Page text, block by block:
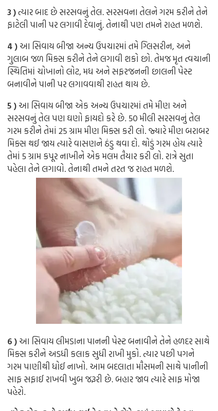
3 )ત્યાર બાદ છે સરસવનું તેલ. સરસવના તેલને ગરમ કરીને તેને
ફાટેલી પાની પર લગાવી દેવાનું. તેનાથી પણ તમને રાહત મળશે.
4 )આ સિવાય બીજા અન્ય ઉપચારમાં તમે ગ્લિસરીન, અને
ગુલાબ જળ મિક્સ કરીને તેને લગાવી શકો છો. તેમજ મૃત ત્વચાની
સ્થિતિમાં ચોખાનો લોટ, મધ અને સફરજનની છાલની પેસ્ટ
બનાવીને પાની પર લગાવવાથી રાહત થાય છે.
5 )આ સિવાય બીજા એક અન્ય ઉપચારમાં તમે મીણ અને
સરસવનું તેલ પણ ઘણો ફાયદો કરે છે. 50 મીલી સરસવનું તેલ
ગરમ કરીને તેમાં 25 ગ્રામ મીણ મિક્સ કરી લો. જ્યારે મીણ બરાબર
મિક્સ થઈ જાય ત્યારે વાસણને ઠંડુ થવા દો. થોડું ગરમ હોય ત્યારે
તેમાં 5 ગ્રામ કપૂર નાખીને એક મલમ તૈયાર કરી લો. રાત્રે સુતા
પહેલા તેને લગાવો. તેનાથી તમને તરત જ રાહત મળશે.
6 )આ સિવાય લીમડાના પાનની પેસ્ટ બનાવીને તેને હળદર સાથે
મિક્સ કરીને અડધી કલાક સુધી રાખી મુકો. ત્યાર પછી પગને
ગરમ પાણીથી ધોઈ નાખો. આમ બદલાતા મૌસમની સાથે પાનીની
સાફ સફાઈ રાખવી ખુબ જરૂરી છે. બહાર જાવ ત્યારે સાફ મોજા
પહેરો.